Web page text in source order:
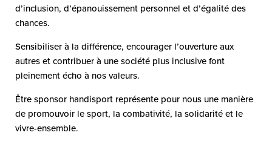
d’inclusion, d’épanouissement personnel et d’égalité des
chances.
Sensibiliser à la différence, encourager l’ouverture aux
autres et contribuer à une société plus inclusive font
pleinement écho à nos valeurs.
Être sponsor handisport représente pour nous une manière
de promouvoir le sport, la combativité, la solidarité et le
vivre-ensemble.